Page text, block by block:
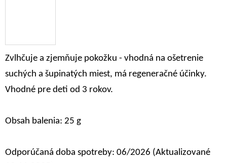
Zvlhčuje a zjemňuje pokožku - vhodná na ošetrenie
suchých a šupinatých miest, má regeneračné účinky.
Vhodné pre deti od 3 rokov.
Obsah balenia: 25 g
Odporúčaná doba spotreby: 06/2026 (Aktualizované